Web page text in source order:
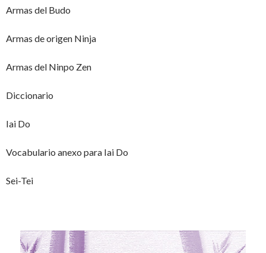
Armas del Budo
Armas de origen Ninja
Armas del Ninpo Zen
Diccionario
Iai Do
Vocabulario anexo para Iai Do
Sei-Tei